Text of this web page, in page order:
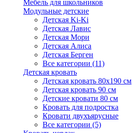
Мебель для школьников
Модульные детские
Детская Ki-Ki
Детская Лавис
Детская Мори
Детская Алиса
Детская Берген
Все категории (11)
Детская кровать
Детская кровать 80х190 см
Детская кровать 90 см
Детские кровати 80 см
Кровать для подростка
Кровати двухъярусные
Все категории (5)